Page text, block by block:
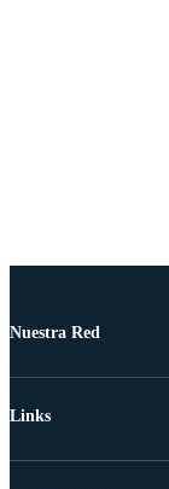
Nuestra Red
Links